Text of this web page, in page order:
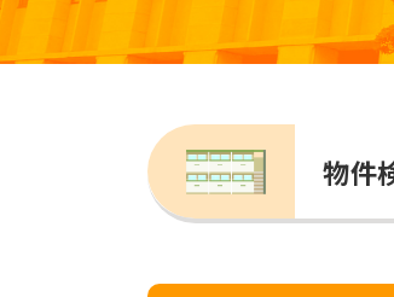
物件